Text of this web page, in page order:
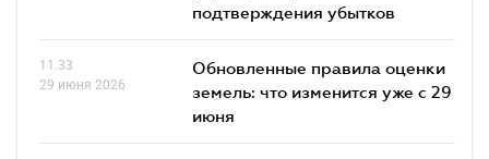
подтверждения убытков
11.33
29 июня 2026
Обновленные правила оценки
земель: что изменится уже с 29
июня